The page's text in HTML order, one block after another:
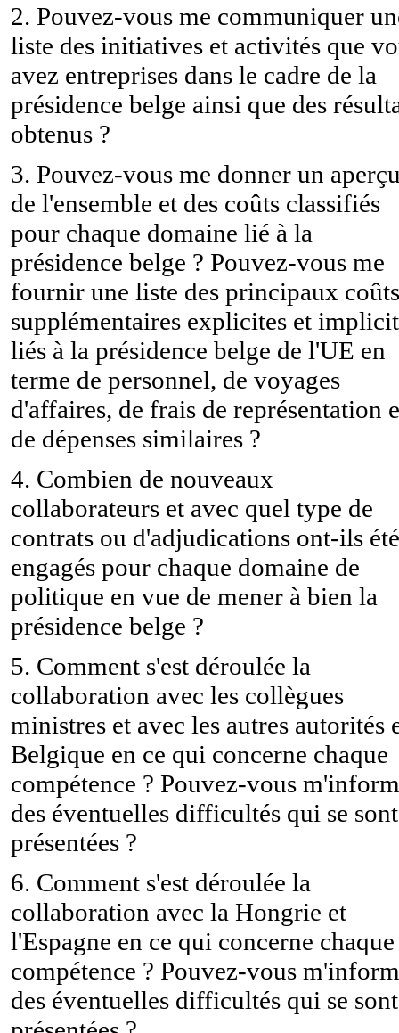
2. Pouvez-vous me communiquer
liste des initiatives et activités que
avez entreprises dans le cadre de la
présidence belge ainsi que des
obtenus ?
3. Pouvez-vous me donner un
de l'ensemble et des coûts classifiés
pour chaque domaine lié à la
présidence belge ? Pouvez-vous me
fournir une liste des principaux coûts
supplémentaires explicites et
liés à la présidence belge de l'UE en
terme de personnel, de voyages
d'affaires, de frais de représentation
de dépenses similaires ?
4. Combien de nouveaux
collaborateurs et avec quel type de
contrats ou d'adjudications ont-ils été
engagés pour chaque domaine de
politique en vue de mener à bien la
présidence belge ?
5. Comment s'est déroulée la
collaboration avec les collègues
ministres et avec les autres autorités
Belgique en ce qui concerne chaque
compétence ? Pouvez-vous
des éventuelles difficultés qui se sont
présentées ?
6. Comment s'est déroulée la
collaboration avec la Hongrie et
l'Espagne en ce qui concerne chaque
compétence ? Pouvez-vous
des éventuelles difficultés qui se sont